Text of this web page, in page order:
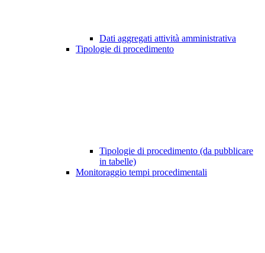
Dati aggregati attività amministrativa
Tipologie di procedimento
Tipologie di procedimento (da pubblicare
in tabelle)
Monitoraggio tempi procedimentali